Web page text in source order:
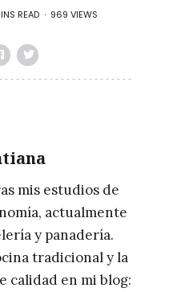
READ 969 VIEWS
mis estudios de
actualmente
y panadería.
tradicional y la
calidad en mi blog: